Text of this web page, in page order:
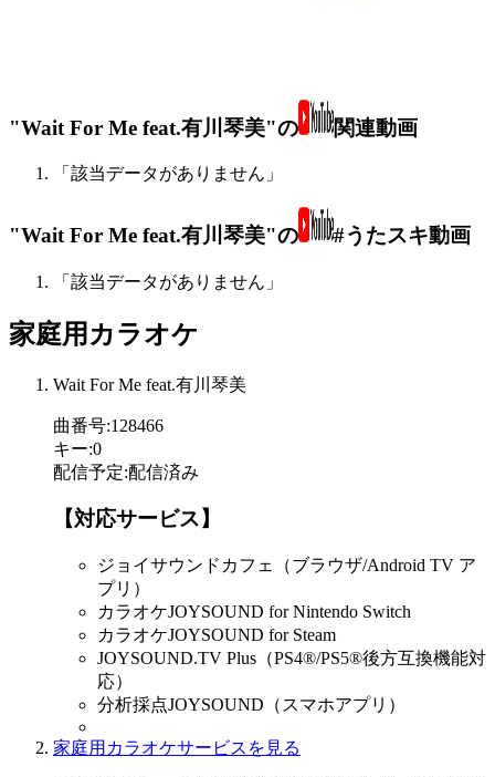
"Wait For Me feat.有川琴美"の 関連動画
「該当データがありません」
"Wait For Me feat.有川琴美"の #うたスキ動画
「該当データがありません」
家庭用カラオケ
Wait For Me feat.有川琴美
曲番号:128466
キー:0
配信予定:配信済み
【対応サービス】
ジョイサウンドカフェ（ブラウザ/Android TV ア
プリ）
カラオケJOYSOUND for Nintendo Switch
カラオケJOYSOUND for Steam
JOYSOUND.TV Plus（PS4®/PS5®後方互換機能対
応）
分析採点JOYSOUND（スマホアプリ）
家庭用カラオケサービスを見る